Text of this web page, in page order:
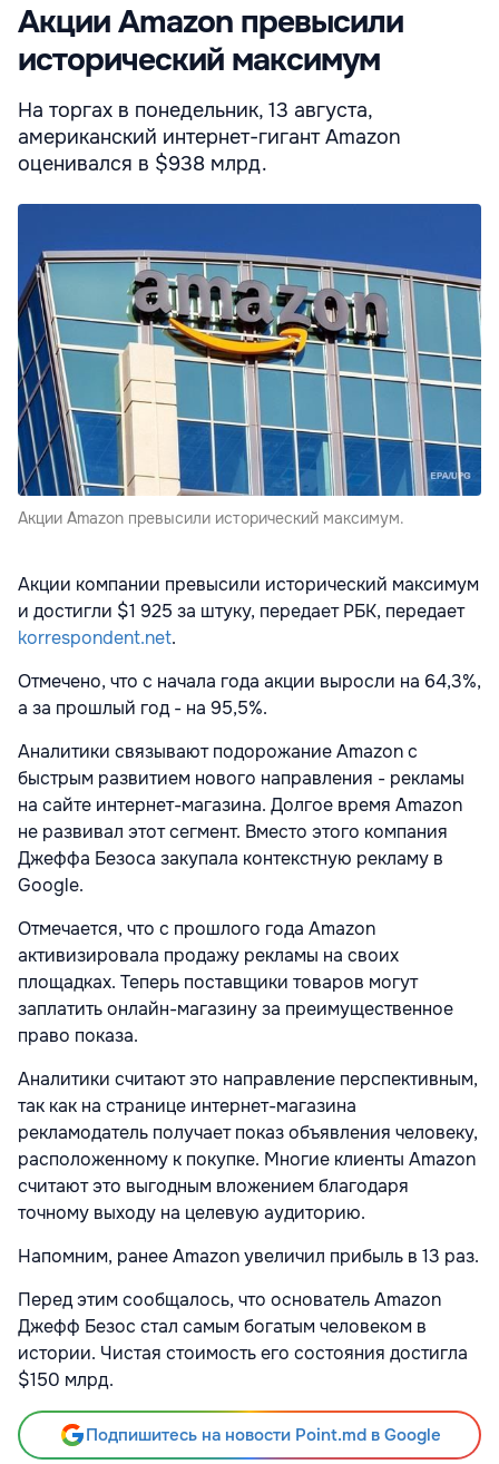
Акции Amazon превысили
исторический максимум
На торгах в понедельник, 13 августа,
американский интернет-гигант Amazon
оценивался в $938 млрд.
Акции Amazon превысили исторический максимум.
Акции компании превысили исторический максимум
и достигли $1 925 за штуку, передает РБК, передает
korrespondent.net.
Отмечено, что с начала года акции выросли на 64,3%,
а за прошлый год - на 95,5%.
Аналитики связывают подорожание Amazon с
быстрым развитием нового направления - рекламы
на сайте интернет-магазина. Долгое время Amazon
не развивал этот сегмент. Вместо этого компания
Джеффа Безоса закупала контекстную рекламу в
Google.
Отмечается, что с прошлого года Amazon
активизировала продажу рекламы на своих
площадках. Теперь поставщики товаров могут
заплатить онлайн-магазину за преимущественное
право показа.
Аналитики считают это направление перспективным,
так как на странице интернет-магазина
рекламодатель получает показ объявления человеку,
расположенному к покупке. Многие клиенты Amazon
считают это выгодным вложением благодаря
точному выходу на целевую аудиторию.
Напомним, ранее Amazon увеличил прибыль в 13 раз.
Перед этим сообщалось, что основатель Amazon
Джефф Безос стал самым богатым человеком в
истории. Чистая стоимость его состояния достигла
$150 млрд.
Подпишитесь на новости Point.md в Google